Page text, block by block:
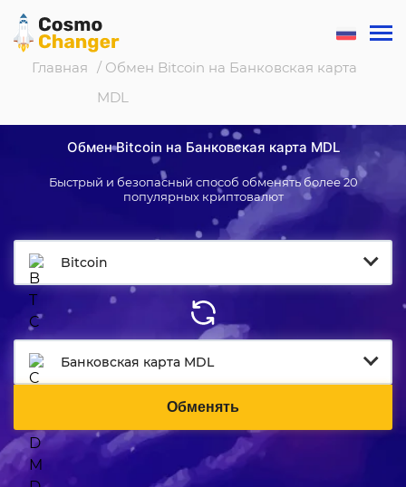
Главная / Обмен Bitcoin на Банковская карта
MDL
Обмен Bitcoin на Банковская карта MDL
Быстрый и безопасный способ обменять более 20
популярных криптовалют
Bitcoin
Банковская карта MDL
Обменять